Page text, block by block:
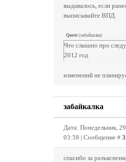
выдавалось, если
выписывайте ВПД.
Quote (забайкалка)
Что слышно про
2012 год
изменений не
забайкалка
Дата: Понедельник,
03:59 | Сообщение # 3
спасибо за